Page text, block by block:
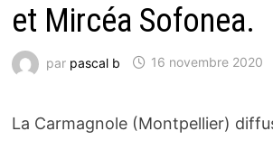
et Mircéa Sofonea.
par pascal b 16 novembre 2020
La Carmagnole (Montpellier)